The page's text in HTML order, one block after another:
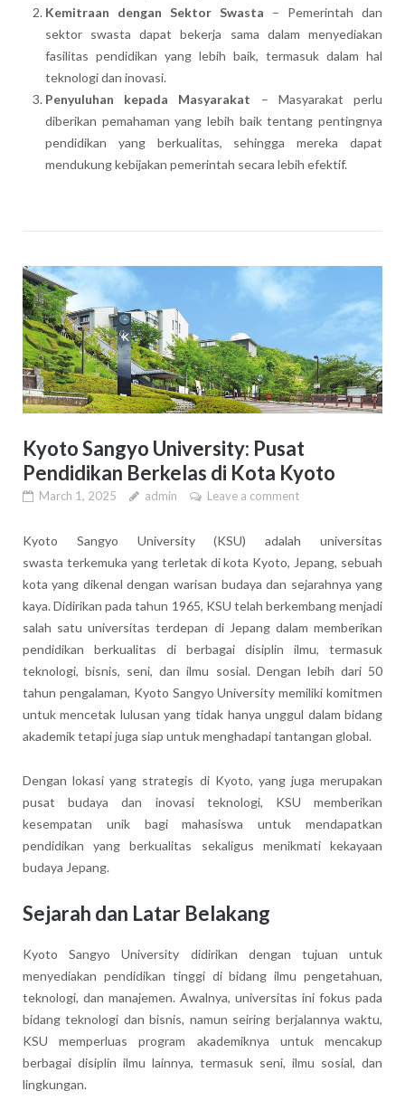
Kemitraan dengan Sektor Swasta – Pemerintah dan
sektor swasta dapat bekerja sama dalam menyediakan
fasilitas pendidikan yang lebih baik, termasuk dalam hal
teknologi dan inovasi.
Penyuluhan kepada Masyarakat – Masyarakat perlu
diberikan pemahaman yang lebih baik tentang pentingnya
pendidikan yang berkualitas, sehingga mereka dapat
mendukung kebijakan pemerintah secara lebih efektif.
Kyoto Sangyo University: Pusat
Pendidikan Berkelas di Kota Kyoto
March 1, 2025 admin Leave a comment
Kyoto Sangyo University (KSU) adalah universitas
swasta terkemuka yang terletak di kota Kyoto, Jepang, sebuah
kota yang dikenal dengan warisan budaya dan sejarahnya yang
kaya. Didirikan pada tahun 1965, KSU telah berkembang menjadi
salah satu universitas terdepan di Jepang dalam memberikan
pendidikan berkualitas di berbagai disiplin ilmu, termasuk
teknologi, bisnis, seni, dan ilmu sosial. Dengan lebih dari 50
tahun pengalaman, Kyoto Sangyo University memiliki komitmen
untuk mencetak lulusan yang tidak hanya unggul dalam bidang
akademik tetapi juga siap untuk menghadapi tantangan global.
Dengan lokasi yang strategis di Kyoto, yang juga merupakan
pusat budaya dan inovasi teknologi, KSU memberikan
kesempatan unik bagi mahasiswa untuk mendapatkan
pendidikan yang berkualitas sekaligus menikmati kekayaan
budaya Jepang.
Sejarah dan Latar Belakang
Kyoto Sangyo University didirikan dengan tujuan untuk
menyediakan pendidikan tinggi di bidang ilmu pengetahuan,
teknologi, dan manajemen. Awalnya, universitas ini fokus pada
bidang teknologi dan bisnis, namun seiring berjalannya waktu,
KSU memperluas program akademiknya untuk mencakup
berbagai disiplin ilmu lainnya, termasuk seni, ilmu sosial, dan
lingkungan.